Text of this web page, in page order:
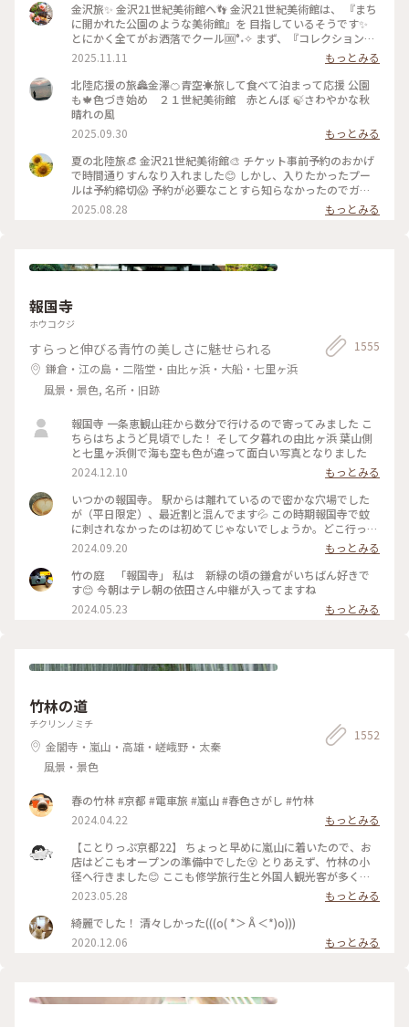
金沢旅✨ 金沢21世紀美術館へ👣 金沢21世紀美術館は、 『まち
に開かれた公園のような美術館』を 目指しているそうです✨
とにかく全てがお洒落でクール🆒°˖✧ まず、『コレクション展
2 文字の可能性』を鑑賞。 現代アート作品における「文字」
の表現に 焦点を当てて、文字が持つ可能性を 絵画、版画、
書、陶芸、映像など 様々な形式の作品を通して探求していま
す。 文字に関して多角的な視点から見た作品の数々、 こうい
う見方もあるんだ！と とても興味深かったです✨ また、
『SIDE CORE Living road, Living space / 生きている道、生き
るための場所』も鑑賞。 これは、アートチームSIDE COREの
展覧会で、 「道」や「移動」をテーマに、 ストリートカルチ
ャーの視点から 「異なる場所をつなぐ表現」、 「生きるため
の場所」を 美術館の中に創出することを目指しているそう✨
様々な角度から道や移動を見ている作品、 一体感もあってと
っても面白かったです！ 一日中いても楽しめる とっても素敵
所』 2025年10月18日(土) - 2026年3月15日(日) #金沢21世紀
#SIDECORELivingroadLivingspace/生きている道生きるため
2025.11.11
もっとみる
北陸応援の旅🏯金澤🍊青空☀️旅して食べて泊まって応援 公園
も🍁色づき始め ２１世紀美術館 赤とんぼ 🍃さわやかな秋
晴れの風
2025.09.30
もっとみる
夏の北陸旅👒 金沢21世紀美術館🎨‎ チケット事前予約のおかげ
で時間通りすんなり入れました😊 しかし、入りたかったプー
ルは予約締切😱 予約が必要なことすら知らなかったのでガッ
カリ💧 そうですよね、人気の美術館ですものね… そして雨の
ため、屋外でプールを上から覗くのも中止になっていました💧
み、上から覗くプールが見られるようになり急いで見学！ も
わいいラビットチェアや、憧れのアルネ・ヤコブセンデザイン
のアントチェアやスワンチェアに座れたのも満足✨ 女子トイレ
世紀美術館 #美術館 #金沢 #石川 #アートな景色
2025.08.28 もっとみる
報国寺
ホウコクジ
すらっと伸びる青竹の美しさに魅せられる
鎌倉・江の島・二階堂・由比ヶ浜・大船・七里ヶ浜
風景・景色, 名所・旧跡
1555
報国寺 一条恵観山荘から数分で行けるので寄ってみました こ
ちらはちようど見頃でした！ そして夕暮れの由比ヶ浜 葉山側
と七里ヶ浜側で海も空も色が違って面白い写真となりました
2024.12.10
もっとみる
いつかの報国寺。 駅からは離れているので密かな穴場でした
が（平日限定）、最近割と混んでます💦 この時期報国寺で蚊
に刺されなかったのは初めてじゃないでしょうか。どこ行っ
た〜🦟 #ことりっぷ旅2024 #鎌倉
2024.09.20
もっとみる
竹の庭 「報国寺」 私は 新緑の頃の鎌倉がいちばん好きで
す😊 今朝はテレ朝の依田さん中継が入ってますね
2024.05.23
もっとみる
竹林の道
チクリンノミチ
金閣寺・嵐山・高雄・嵯峨野・太秦
風景・景色
1552
春の竹林 #京都 #電車旅 #嵐山 #春色さがし #竹林
2024.04.22
もっとみる
【ことりっぷ京都22】 ちょっと早めに嵐山に着いたので、お
店はどこもオープンの準備中でした😵 とりあえず、竹林の小
径へ行きました😊 ここも修学旅行生と外国人観光客が多く、
特に中国系の方の声が竹林の中に響いていました🤫 竹林の小
径には人力車専用の道が整備されており、外国人観光客を乗せ
た人力車に出会いました😄 #私のことりっぷ旅 #京都 #竹林の
小径 #人力車 令和５年５月21日撮影
2023.05.28
もっとみる
綺麗でした！ 清々しかった(((o( *＞Å＜*)o)))
2020.12.06
もっとみる